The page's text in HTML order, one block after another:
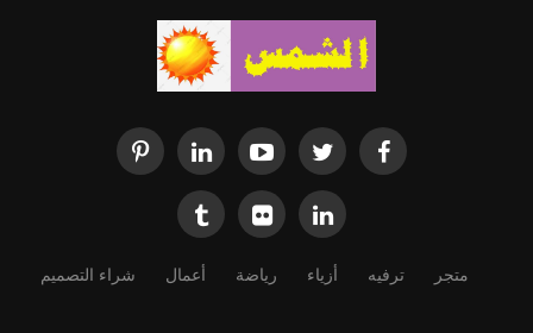
متجر ترفيه أزياء رياضة أعمال شراء التصميم